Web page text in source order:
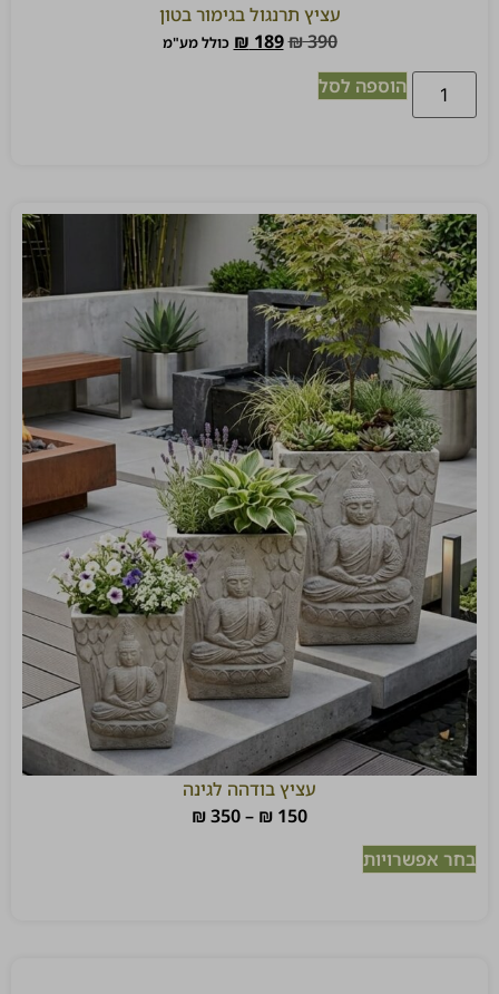
עציץ תרנגול בגימור בטון
₪390
₪ 189 כולל מע"מ
הוספה לסל
עציץ בודהה לגינה
₪ 150
–
₪350
בחר אפשרויות